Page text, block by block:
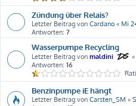
Zündung über Relais?
Letzter Beitrag von Cardano « Mi
Antworten: 7
Wasserpumpe Recycling
Letzter Beitrag von maldini «
Antworten: 16
Benzinpumpe iE hängt
Letzter Beitrag von Carsten_SM «